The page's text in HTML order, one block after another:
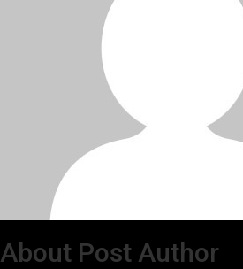
About Post Author